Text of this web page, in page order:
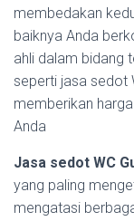
membedakan
baiknya Anda
ahli dalam bidang
seperti jasa sedot
memberikan
Anda
Jasa sedot WC
yang paling
mengatasi